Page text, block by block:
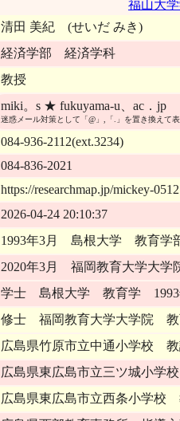
福山大
清田 美紀 (せいだ みき)
経済学部 経済学科
教授
miki。s ★ fukuyama-u、ac．jp
迷惑メール対策として「@」,「.」を置き換えて
084-936-2112(ext.3234)
084-836-2021
https://researchmap.jp/mickey-0512
2026-04-24 20:10:37
1993年3月 島根大学 教育学
2020年3月 福岡教育大学大
学士 島根大学 教育学 1993
修士 福岡教育大学大学院 教
広島県竹原市立中通小学校 教
広島県東広島市立三ツ城小学
広島県東広島市立西条小学校